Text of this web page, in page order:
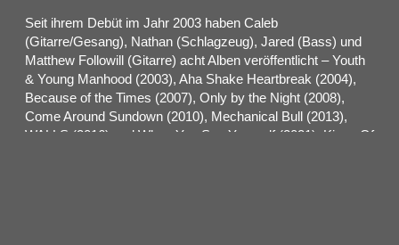
Seit ihrem Debüt im Jahr 2003 haben Caleb
(Gitarre/Gesang), Nathan (Schlagzeug), Jared (Bass) und
Matthew Followill (Gitarre) acht Alben veröffentlicht – Youth
& Young Manhood (2003), Aha Shake Heartbreak (2004),
Because of the Times (2007), Only by the Night (2008),
Come Around Sundown (2010), Mechanical Bull (2013),
WALLS (2016) und When You See Yourself (2021). Kings Of